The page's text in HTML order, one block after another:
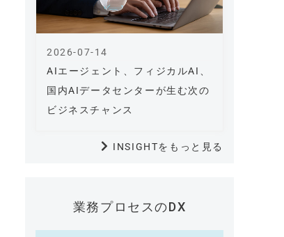
AIエージェント、フィジカルAI、
国内AIデータセンターが生む次の
ビジネスチャンス
2026-07-14
INSIGHTをもっと見る
業務プロセスのDX